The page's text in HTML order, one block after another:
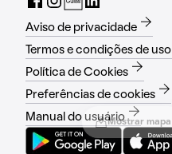
Mostrar mapa
Aviso de privacidade
Termos e condições de uso
Política de Cookies
Preferências de cookies
Manual do usuário